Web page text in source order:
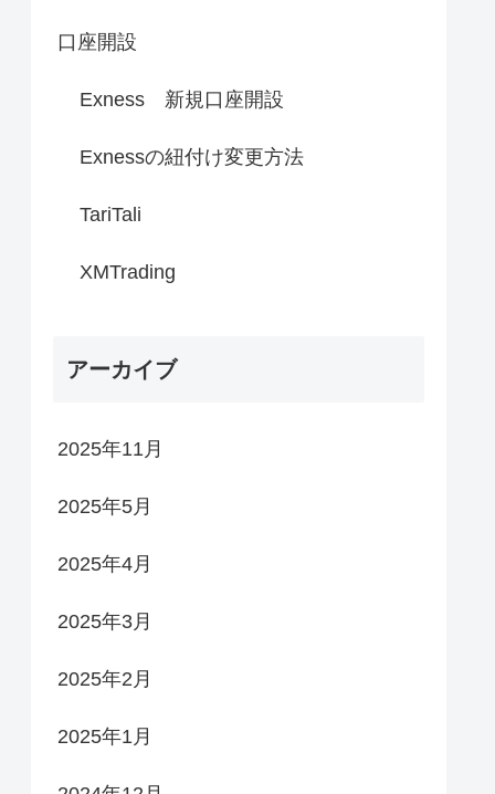
口座開設
Exness 新規口座開設
Exnessの紐付け変更方法
TariTali
XMTrading
アーカイブ
2025年11月
2025年5月
2025年4月
2025年3月
2025年2月
2025年1月